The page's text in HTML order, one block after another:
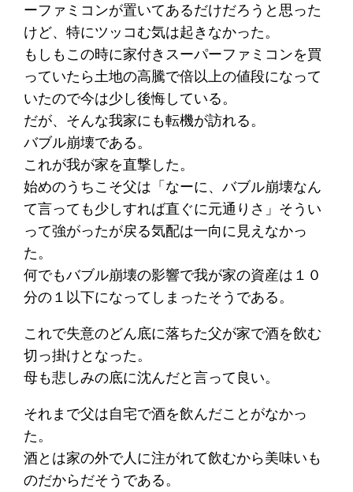
ーファミコンが置いてあるだけだろうと思った
けど、特にツッコむ気は起きなかった。
もしもこの時に家付きスーパーファミコンを買
っていたら土地の高騰で倍以上の値段になって
いたので今は少し後悔している。
だが、そんな我家にも転機が訪れる。
バブル崩壊である。
これが我が家を直撃した。
始めのうちこそ父は「なーに、バブル崩壊なん
て言っても少しすれば直ぐに元通りさ」そうい
って強がったが戻る気配は一向に見えなかっ
た。
何でもバブル崩壊の影響で我が家の資産は１０
分の１以下になってしまったそうである。
これで失意のどん底に落ちた父が家で酒を飲む
切っ掛けとなった。
母も悲しみの底に沈んだと言って良い。
それまで父は自宅で酒を飲んだことがなかっ
た。
酒とは家の外で人に注がれて飲むから美味いも
のだからだそうである。